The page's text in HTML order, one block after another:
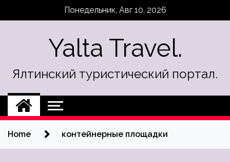
Понедельник, Авг 10, 2026
Yalta Travel.
Ялтинский туристический портал.
Home контейнерные площадки